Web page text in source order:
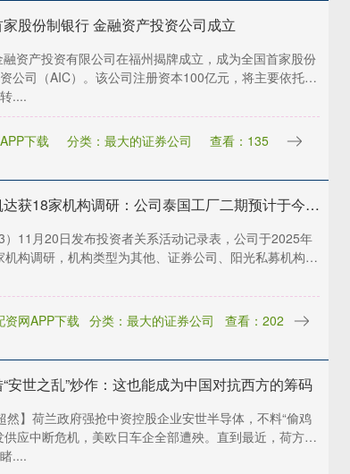
股份制银行 金融资产投资公司成立
资产投资有限公司在福州揭牌成立，成为全国首家股份
公司（AIC）。该公司注册资本100亿元，将主要依托专
....
下载 分类：最大的证券公司 查看：135
佳禾配资 今飞凯达获18家机构调研：公司泰国工厂二期预计于今年进行投产，主要面向海外OEM市场客户，目前已成功与马来西亚宝腾、泰国奇瑞及某新能源一线主机厂建立合作关系（附调研问答）
11月20日发布投资者关系活动记录表，公司于2025年
构调研，机构类型为其他、证券公司、阳光私募机构。
资网APP下载 分类：最大的证券公司 查看：202
安世之乱”炒作：这也能成为中国对抗西方的筹码
然】荷兰政府强抢中资控股企业安世半导体，不料“偷鸡
供应中断危机，美欧日车企全部遭殃。直到最近，荷方才
....